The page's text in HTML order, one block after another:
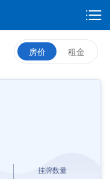
房价 租金
挂牌数量